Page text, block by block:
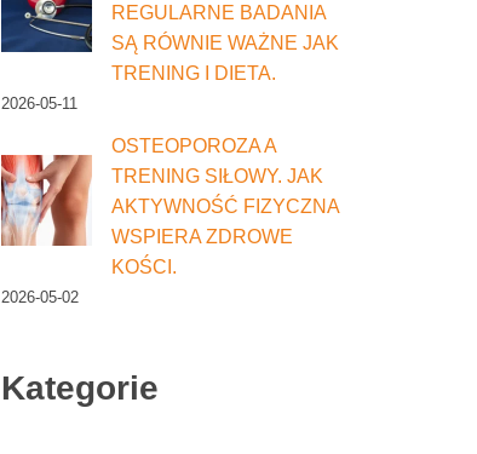
REGULARNE BADANIA
SĄ RÓWNIE WAŻNE JAK
TRENING I DIETA.
2026-05-11
OSTEOPOROZA A
TRENING SIŁOWY. JAK
AKTYWNOŚĆ FIZYCZNA
WSPIERA ZDROWE
KOŚCI.
2026-05-02
Kategorie